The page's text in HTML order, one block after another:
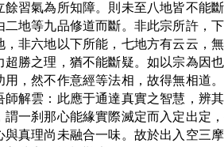
餘習氣為所知障。則未至八地皆不能
二地等九品修道而斷。非此宗所許，
，非六地以下所能，七地方有云云，
勝之理，猶不能斷疑。如以宗為因也
用，然不作意經等法相，故得無相道
師解雲：此應于通達真實之智慧，辨
謂一刹那心能緣實際滅定而入定出定
與真理尚未融合一味。故於出入空三